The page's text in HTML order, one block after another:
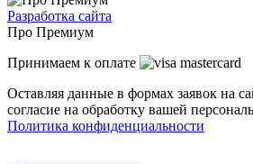
Разработка сайта
Про Премиум
Принимаем к оплате
Оставляя данные в формах заявок на
согласие на обработку вашей
Политика конфиденциальности